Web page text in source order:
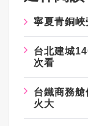
寧夏青銅
台北建城
次看
台鐵商務
火大